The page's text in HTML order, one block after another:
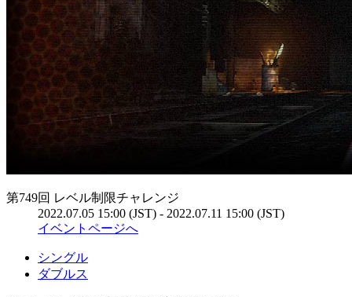
第749回 レベル制限チャレンジ
2022.07.05 15:00 (JST) - 2022.07.11 15:00 (JST)
イベントページへ
シングル
ダブルス